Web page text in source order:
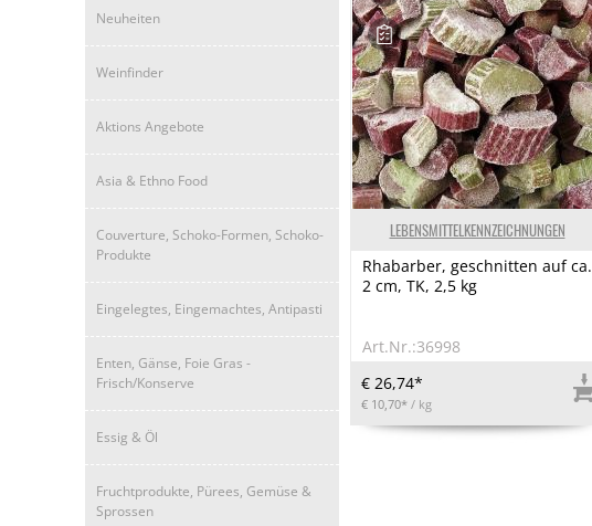
Neuheiten
Weinfinder
Aktions Angebote
Asia & Ethno Food
Couverture, Schoko-Formen, Schoko-
Produkte
Eingelegtes, Eingemachtes, Antipasti
Enten, Gänse, Foie Gras -
Frisch/Konserve
Essig & Öl
Fruchtprodukte, Pürees, Gemüse &
Sprossen
LEBENSMITTELKENNZEICHNUNGEN
Rhabarber, geschnitten auf ca.
2 cm, TK, 2,5 kg
Art.Nr.:36998
€ 26,74*
€ 10,70* / kg